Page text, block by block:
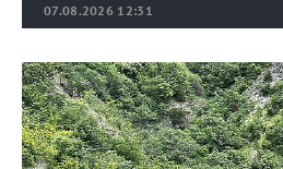
07.08.2026 12:31